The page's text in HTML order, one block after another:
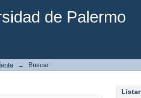
de Palermo
→ Buscar
Listar